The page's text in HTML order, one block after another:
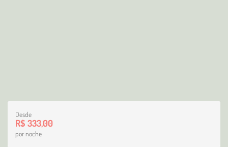
Desde
R$ 333,00
por noche